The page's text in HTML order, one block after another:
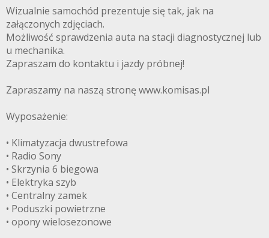
Wizualnie samochód prezentuje się tak, jak na
załączonych zdjęciach.
Możliwość sprawdzenia auta na stacji diagnostycznej lub
u mechanika.
Zapraszam do kontaktu i jazdy próbnej!
Zapraszamy na naszą stronę www.komisas.pl
Wyposażenie:
• Klimatyzacja dwustrefowa
• Radio Sony
• Skrzynia 6 biegowa
• Elektryka szyb
• Centralny zamek
• Poduszki powietrzne
• opony wielosezonowe